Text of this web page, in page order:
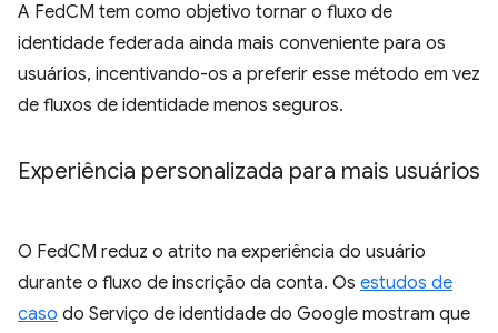
A FedCM tem como objetivo tornar o fluxo de
identidade federada ainda mais conveniente para os
usuários, incentivando-os a preferir esse método em vez
de fluxos de identidade menos seguros.
Experiência personalizada para mais usuários
O FedCM reduz o atrito na experiência do usuário
durante o fluxo de inscrição da conta. Os estudos de
caso do Serviço de identidade do Google mostram que